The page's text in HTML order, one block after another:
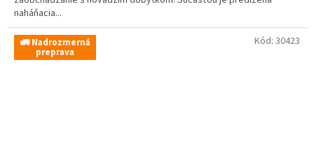
naháňacia...
🚛 Nadrozmerná
preprava
Kód: 30423